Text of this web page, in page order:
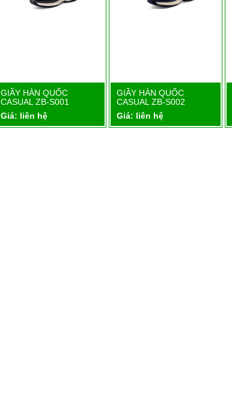
Chi tiết
GIẦY HÀN QUỐC
CASUAL ZB-S001
Giá: liên hệ
Chi tiết
GIẦY HÀN QUỐC
CASUAL ZB-S002
Giá: liên hệ